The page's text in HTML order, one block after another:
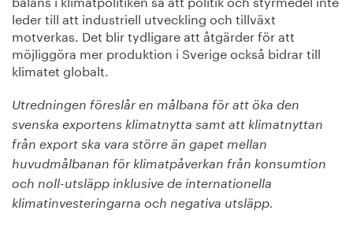
leder till att industriell utveckling och tillväxt
motverkas. Det blir tydligare att åtgärder för att
möjliggöra mer produktion i Sverige också bidrar till
klimatet globalt.
Utredningen föreslår en målbana för att öka den
svenska exportens klimatnytta samt att klimatnyttan
från export ska vara större än gapet mellan
huvudmålbanan för klimatpåverkan från konsumtion
och noll-utsläpp inklusive de internationella
klimatinvesteringarna och negativa utsläpp.